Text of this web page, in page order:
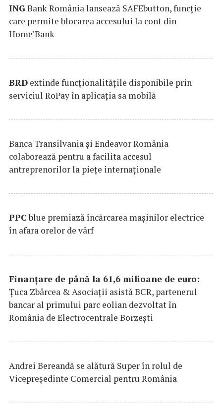
INGBank România lansează SAFEbutton, funcţie
care permite blocarea accesului la cont din
Home’Bank
BRD extinde funcţionalităţile disponibile prin
serviciul RoPay în aplicaţia sa mobilă
Banca Transilvania şi Endeavor România
colaborează pentru a facilita accesul
antreprenorilor la pieţe internaţionale
PPCblue premiază încărcarea maşinilor electrice
în afara orelor de vârf
Finanțare de până la 61,6 milioane de euro:
Țuca Zbârcea & Asociații asistă BCR, partenerul
bancar al primului parc eolian dezvoltat în
România de Electrocentrale Borzești
Andrei Bereandă se alătură Super în rolul de
Vicepreședinte Comercial pentru România